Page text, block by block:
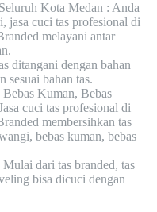
Kota Medan : Anda
jasa cuci tas profesional di
melayani antar
ditangani dengan bahan
sesuai bahan tas.
Kuman, Bebas
cuci tas profesional di
membersihkan tas
bebas kuman, bebas
dari tas branded, tas
bisa dicuci dengan